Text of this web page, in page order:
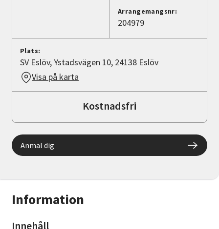
Information
Innehåll
Arrangemangsnr:
204979
Plats:
SV Eslöv, Ystadsvägen 10, 24138 Eslöv
Visa på karta
Kostnadsfri
Anmäl dig